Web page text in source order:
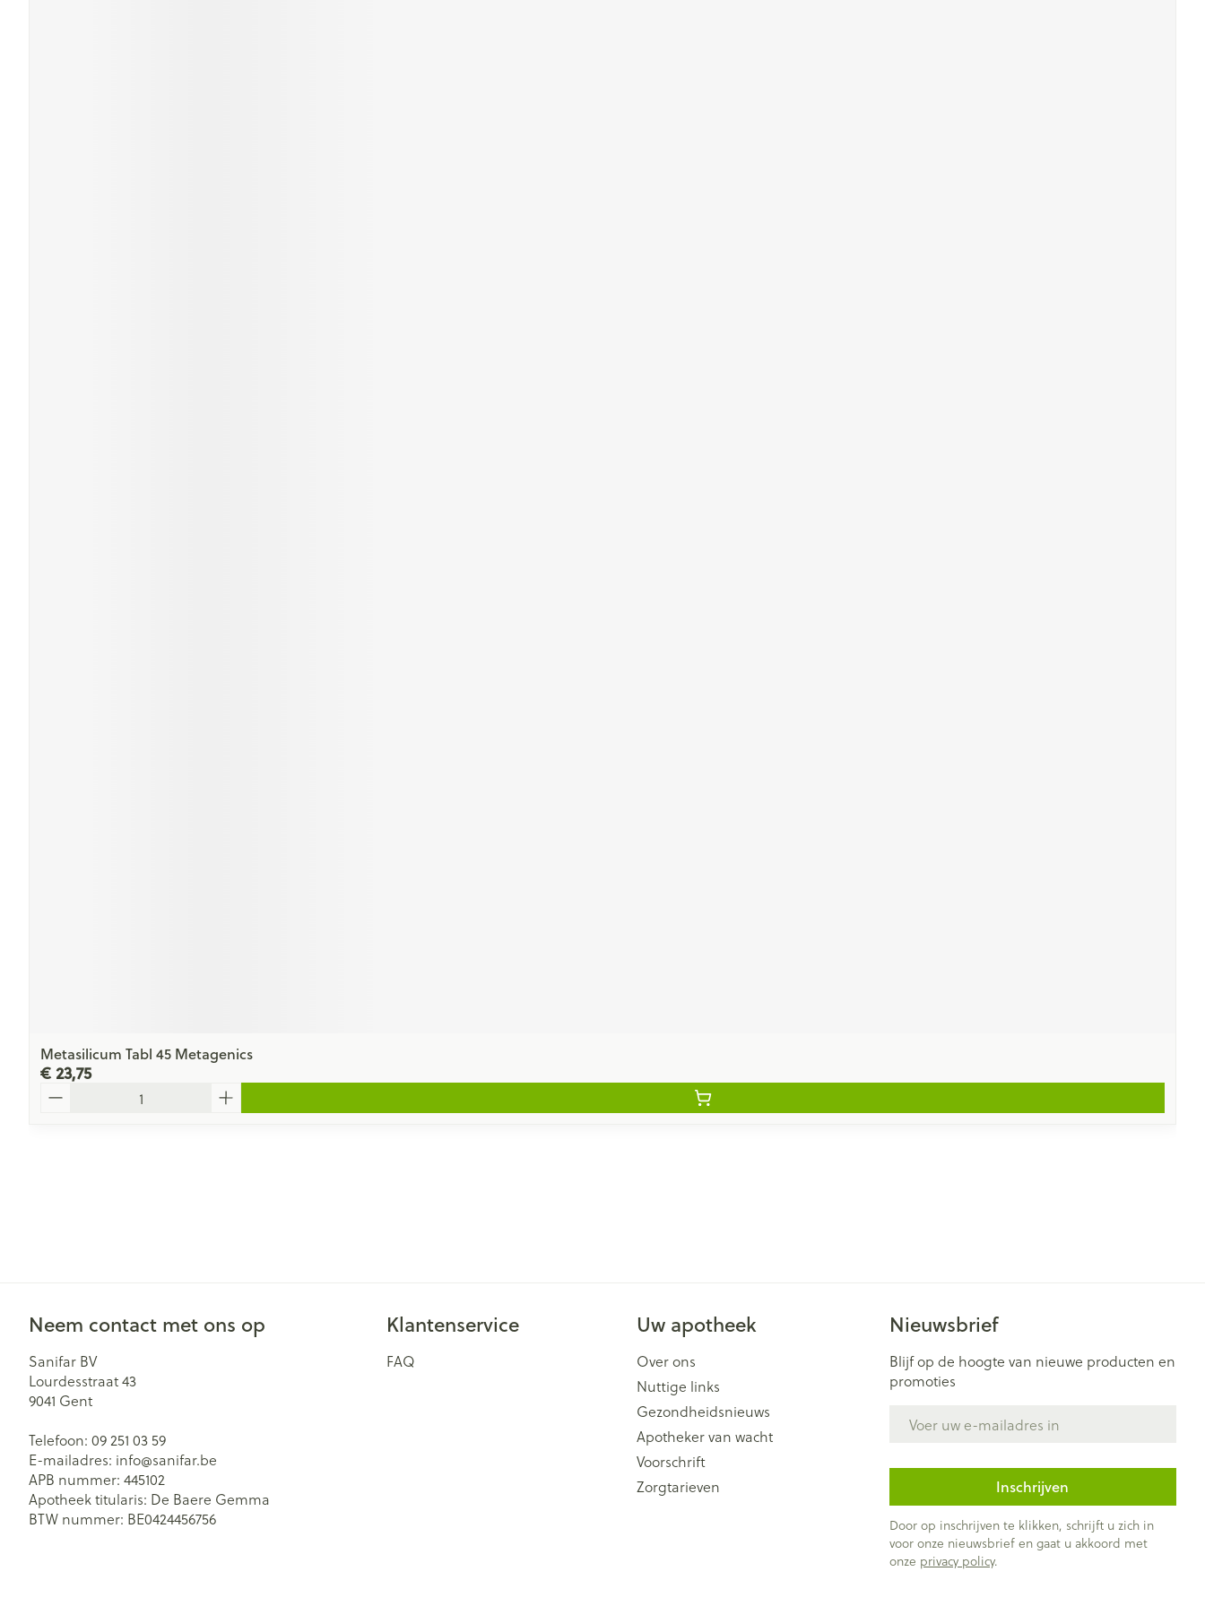
Metasilicum Tabl 45 Metagenics
€ 23,75
Neem contact met ons op
Sanifar BV
Lourdesstraat 43
9041 Gent
Telefoon: 09 251 03 59
E-mailadres: info@sanifar.be
APB nummer: 445102
Apotheek titularis: De Baere Gemma
BTW nummer: BE0424456756
Klantenservice
FAQ
Uw apotheek
Over ons
Nuttige links
Gezondheidsnieuws
Apotheker van wacht
Voorschrift
Zorgtarieven
Nieuwsbrief
Blijf op de hoogte van nieuwe producten en
promoties
Inschrijven
Door op inschrijven te klikken, schrijft u zich in
voor onze nieuwsbrief en gaat u akkoord met
onze privacy policy.